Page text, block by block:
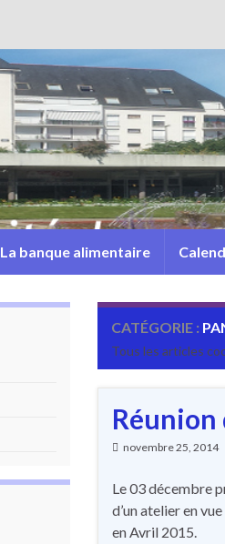
La banque alimentaire
CATÉGORIE :
Tous les articles
Réunion
novembre 25, 2014
Le 03 décembre
d’un atelier en
en Avril 2015.